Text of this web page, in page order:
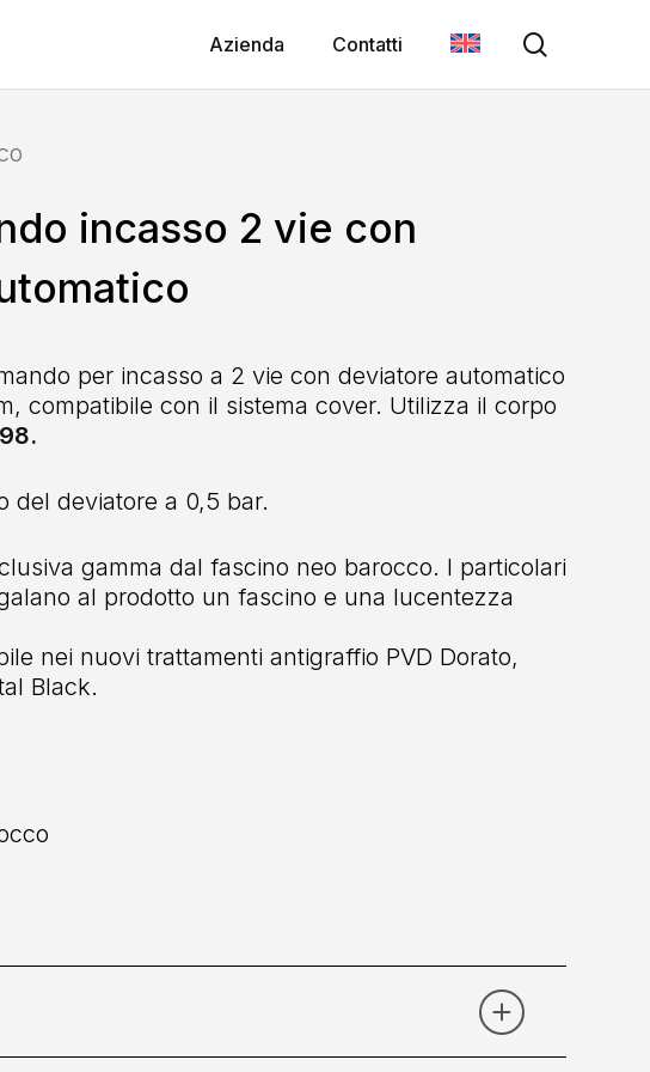
Azienda Contatti
incasso 2 vie con
per incasso a 2 vie con deviatore automatico
compatibile con il sistema cover. Utilizza il corpo
del deviatore a 0,5 bar.
gamma dal fascino neo barocco. I particolari
al prodotto un fascino e una lucentezza
nei nuovi trattamenti antigraffio PVD Dorato,
Black.